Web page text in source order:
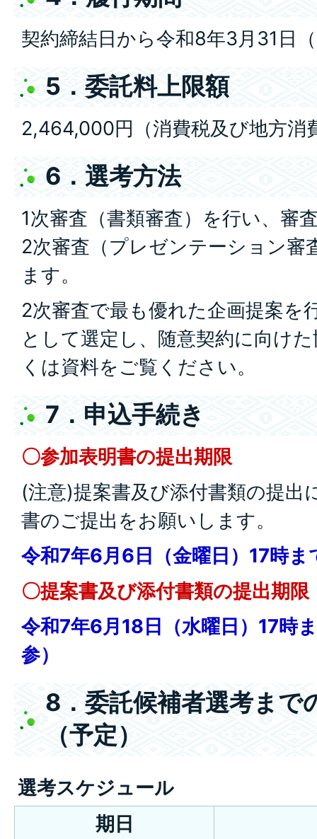
契約締結日から令和8年3月31日
5．委託料上限額
2,464,000円（消費税及び地方消
6．選考方法
1次審査（書類審査）を行い、審
2次審査（プレゼンテーション審
ます。
2次審査で最も優れた企画提案を
として選定し、随意契約に向け
くは資料をご覧ください。
7．申込手続き
〇参加表明書の提出期限
(注意)提案書及び添付書類の提出
書のご提出をお願いします。
令和7年6月6日（金曜日）17時ま
〇提案書及び添付書類の提出期限
令和7年6月18日（水曜日）17時
参）
8．委託候補者選考まで
（予定）
選考スケジュール
期日